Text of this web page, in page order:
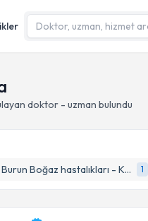
doktor - uzman bulundu
Kulak Burun Boğaz hastalıkları - KBB 1